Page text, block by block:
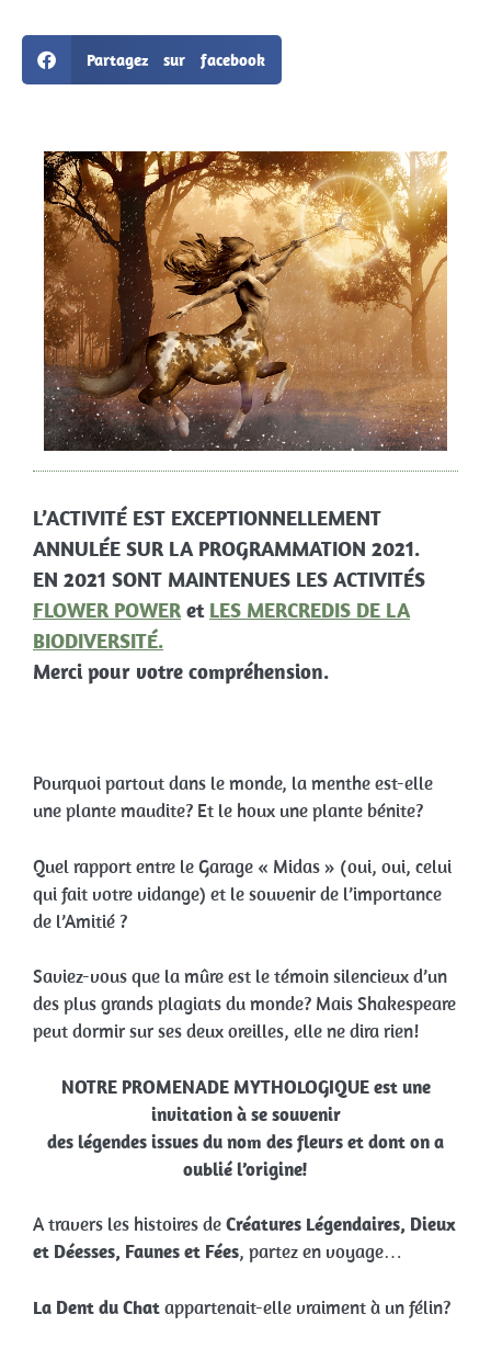
L’ACTIVITÉ EST EXCEPTIONNELLEMENT
ANNULÉE SUR LA PROGRAMMATION 2021.
EN 2021 SONT MAINTENUES LES ACTIVITÉS
FLOWER POWERet LES MERCREDIS DE LA
BIODIVERSITÉ.
Merci pour votre compréhension.
Pourquoi partout dans le monde, la menthe est-elle
une plante maudite? Et le houx une plante bénite?
Quel rapport entre le Garage « Midas » (oui, oui, celui
qui fait votre vidange) et le souvenir de l’importance
de l’Amitié ?
Saviez-vous que la mûre est le témoin silencieux d’un
des plus grands plagiats du monde? Mais Shakespeare
peut dormir sur ses deux oreilles, elle ne dira rien!
NOTRE PROMENADE MYTHOLOGIQUE est une
invitation à se souvenir
des légendes issues du nom des fleurs et dont on a
oublié l’origine!
A travers les histoires deCréatures Légendaires, Dieux
et Déesses, Faunes et Fées, partez en voyage…
La Dent du Chatappartenait-elle vraiment à un félin?
Partagez sur facebook